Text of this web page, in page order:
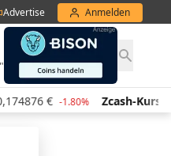
Advertise Anmelden
Zcash-Kurs 444,32 €